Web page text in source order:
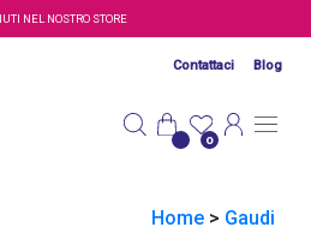
NEL NOSTRO STORE
Contattaci Blog
0
Home > Gaudi